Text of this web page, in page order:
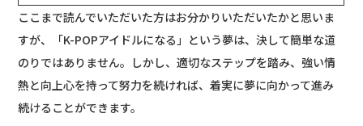
ここまで読んでいただいた方はお分かりいただいたかと思いま
すが、「K-POPアイドルになる」という夢は、決して簡単な道
のりではありません。しかし、適切なステップを踏み、強い情
熱と向上心を持って努力を続ければ、着実に夢に向かって進み
続けることができます。